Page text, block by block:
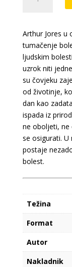
-
osnove
antropološke
medicine
količina
Arthur Jores u
tumačenje
ljudskim
uzrok niti
su čovjeku
od životinje,
dan kao
ispada iz
ne oboljeti, ne
se osigurati.
postaje
bolest.
Težina
Format
Autor
Nakladnik